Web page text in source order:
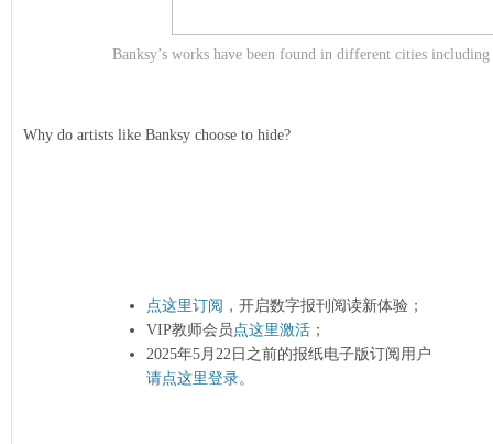
Banksy’s works have been found in different cities
Why do artists like Banksy choose to hide?
点这里订阅 ，开启数字报刊阅读新体验；
VIP教师会员点这里激活 ；
2025年5月22日之前的报纸电子版订阅用户
请点这里登录。